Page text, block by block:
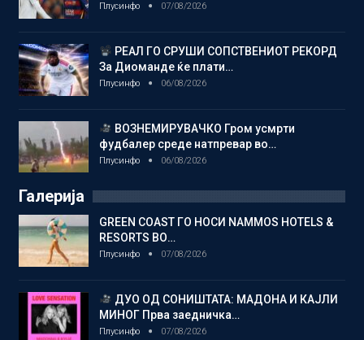
Плусинфо 07/08/2026
РЕАЛ ГО СРУШИ СОПСТВЕНИОТ РЕКОРД
За Диоманде ќе плати…
Плусинфо 06/08/2026
ВОЗНЕМИРУВАЧКО Гром усмрти
фудбалер среде натпревар во…
Плусинфо 06/08/2026
Галерија
GREEN COAST ГО НОСИ NAMMOS HOTELS &
RESORTS ВО…
Плусинфо 07/08/2026
ДУО ОД СОНИШТАТА: МАДОНА И КАЈЛИ
МИНОГ Прва заедничка…
Плусинфо 07/08/2026